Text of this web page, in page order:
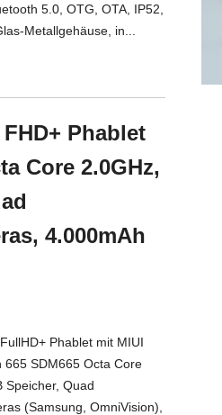
5.0, OTG, OTA, IP52,
Metallgehäuse, in...
Phablet
Core 2.0GHz,
4.000mAh
Phablet mit MIUI
SDM665 Octa Core
Speicher, Quad
(Samsung, OmniVision),